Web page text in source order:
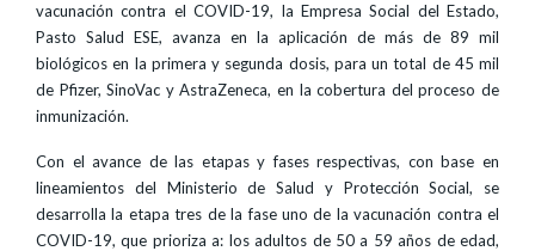
vacunación contra el COVID-19, la Empresa Social del Estado,
Pasto Salud ESE, avanza en la aplicación de más de 89 mil
biológicos en la primera y segunda dosis, para un total de 45 mil
de Pfizer, SinoVac y AstraZeneca, en la cobertura del proceso de
inmunización.
Con el avance de las etapas y fases respectivas, con base en
lineamientos del Ministerio de Salud y Protección Social, se
desarrolla la etapa tres de la fase uno de la vacunación contra el
COVID-19, que prioriza a: los adultos de 50 a 59 años de edad,